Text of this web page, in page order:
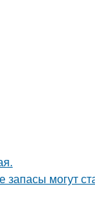
могут